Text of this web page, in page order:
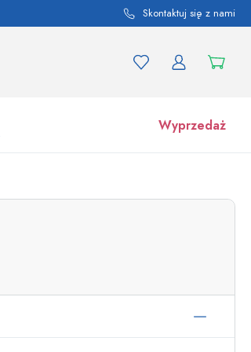
Skontaktuj się z nami
Wyprzedaż
Słoiki